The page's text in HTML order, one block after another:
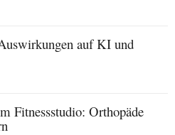
auf KI und
Fitnessstudio: Orthopäde